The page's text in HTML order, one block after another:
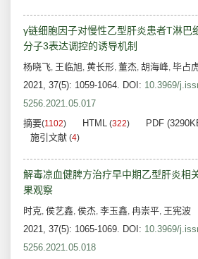
γ链细胞因子对慢性乙型肝炎患者T淋巴
分子3表达调控的诱导机制
杨晓飞, 王临旭, 黄长形, 董杰, 胡海峰, 毕占
2021, 37(5): 1059-1064. DOI: 10.3969/
5256.2021.05.017
摘要(1102) HTML (322) PDF
施引文献 (4)
解毒凉血健脾方治疗早中期乙型肝炎相
果观察
时克, 侯艺鑫, 侯杰, 李玉鑫, 冉崇平, 王宪波
2021, 37(5): 1065-1069. DOI: 10.3969/
5256.2021.05.018